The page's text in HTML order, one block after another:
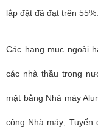
lắp đặt đã đạt trên 55%.
Các hạng mục ngoài
các nhà thầu trong
mặt bằng Nhà máy
công Nhà máy;